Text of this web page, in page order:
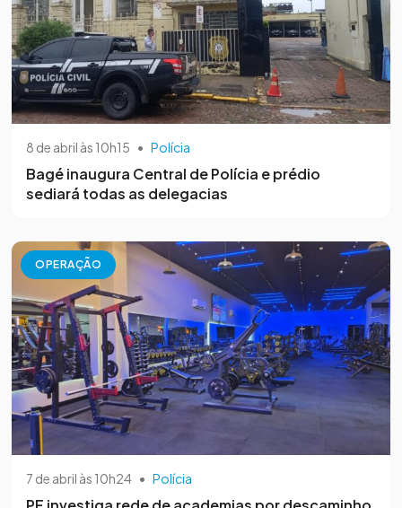
8 de abril às 10h15 • Polícia
Bagé inaugura Central de Polícia e prédio
sediará todas as delegacias
OPERAÇÃO
7 de abril às 10h24 • Polícia